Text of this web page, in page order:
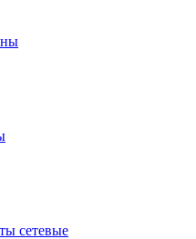
сетевые